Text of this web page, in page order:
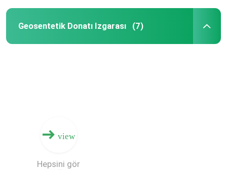
Geosentetik Donatı Izgarası (7)
view
Hepsini gör